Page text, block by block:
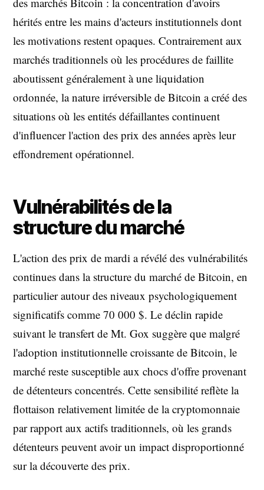
hérités entre les mains d'acteurs institutionnels dont
les motivations restent opaques. Contrairement aux
marchés traditionnels où les procédures de faillite
aboutissent généralement à une liquidation
ordonnée, la nature irréversible de Bitcoin a créé des
situations où les entités défaillantes continuent
d'influencer l'action des prix des années après leur
effondrement opérationnel.
Vulnérabilités de la
structure du marché
L'action des prix de mardi a révélé des vulnérabilités
continues dans la structure du marché de Bitcoin, en
particulier autour des niveaux psychologiquement
significatifs comme 70 000 $. Le déclin rapide
suivant le transfert de Mt. Gox suggère que malgré
l'adoption institutionnelle croissante de Bitcoin, le
marché reste susceptible aux chocs d'offre provenant
de détenteurs concentrés. Cette sensibilité reflète la
flottaison relativement limitée de la cryptomonnaie
par rapport aux actifs traditionnels, où les grands
détenteurs peuvent avoir un impact disproportionné
sur la découverte des prix.